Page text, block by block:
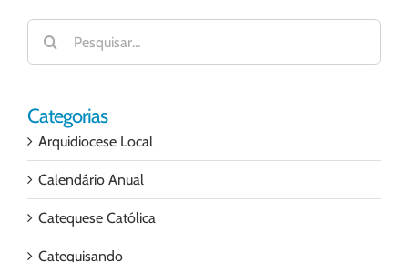
Buscar
resultados
para:
Categorias
Arquidiocese Local
Calendário Anual
Catequese Católica
Catequisando